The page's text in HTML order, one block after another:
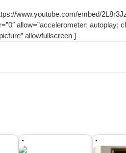
www.youtube.com/embed/
allow=”accelerometer; autoplay;
allowfullscreen ]